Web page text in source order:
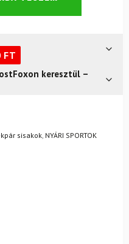
FT
keresztül –
gond – a terméket
belül, indoklás nélkül.
sisakok NYÁRI SPORTOK